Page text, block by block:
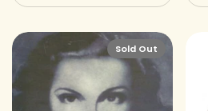
Sold Out